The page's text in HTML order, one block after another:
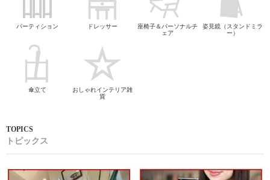
パーティション ドレッサー
座椅子＆パーソナルチ
ェア
姿見鏡（スタンドミラ
ー）
傘立て
おしゃれインテリア雑
貨
トピックス